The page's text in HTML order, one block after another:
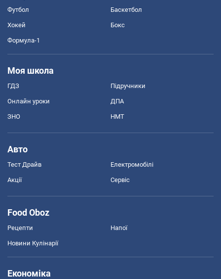
Футбол Баскетбол
Хокей Бокс
Формула-1
Моя школа
ГДЗ Підручники
Онлайн уроки ДПА
ЗНО НМТ
Авто
Тест Драйв Електромобілі
Акції Сервіс
Food Oboz
Рецепти Напої
Новини Кулінарії
Економіка